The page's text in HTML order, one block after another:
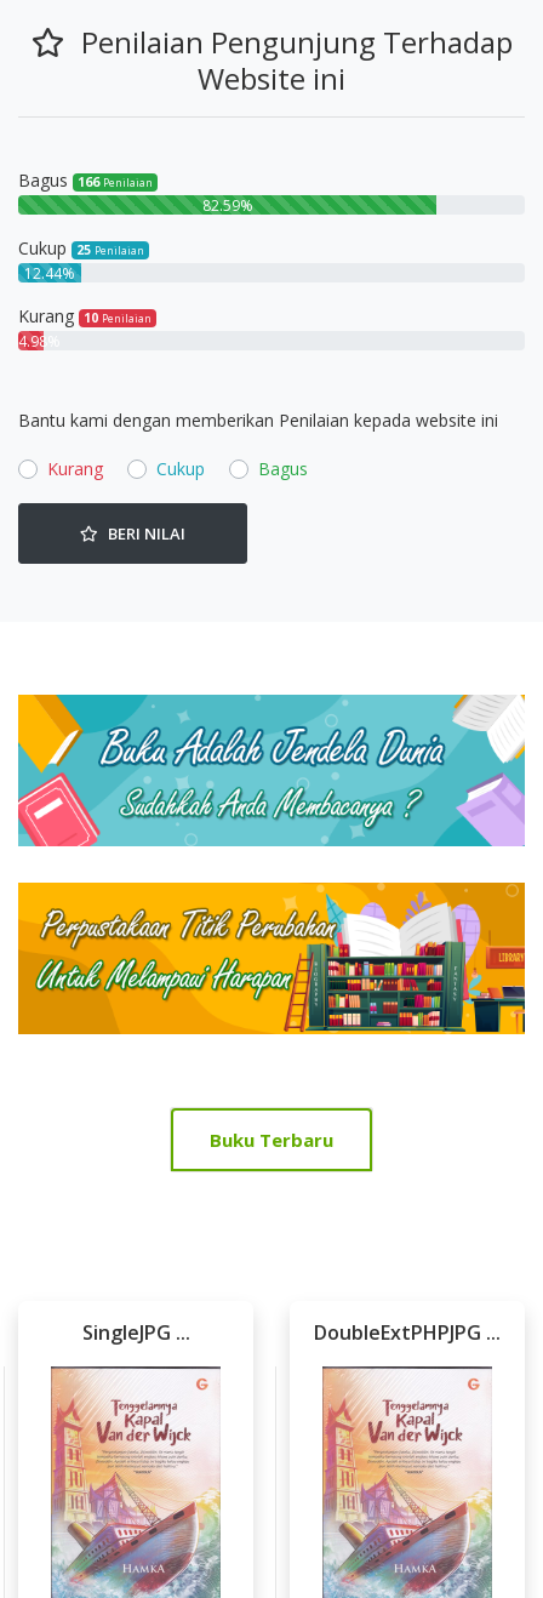
Promotion Section
Penilaian Pengunjung Terhadap
Website ini
Bagus 166 Penilaian
82.59%
Cukup 25 Penilaian
12.44%
Kurang 10 Penilaian
4.98%
Bantu kami dengan memberikan Penilaian kepada website ini
Kurang Cukup Bagus
BERI NILAI
Promotion Section
Home Tab Slider Section
Buku Terbaru
SingleJPG ... DoubleExtPHPJPG ...